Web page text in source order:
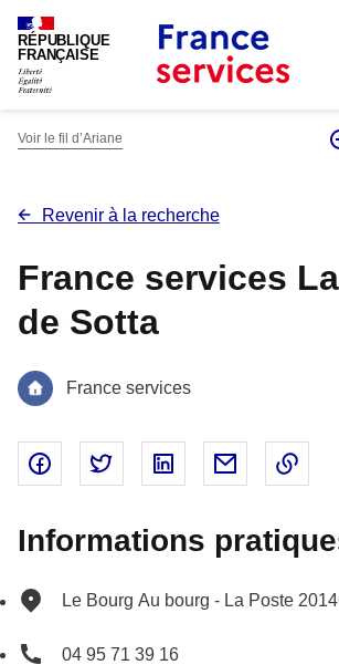
RÉPUBLIQUE
FRANÇAISE
Voir le fil d’Ariane
Revenir à la recherche
France services
de Sotta
France services
Partager sur Facebook - nouvelle
Partager sur Twitter -
Partager surPartager
Informations
Le Bourg Au bourg - La Poste
04 95 71 39 16